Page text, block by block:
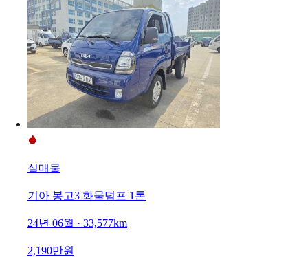
실매물
기아 봉고3 화물덤프 1톤
24년 06월 · 33,577km
2,190만원